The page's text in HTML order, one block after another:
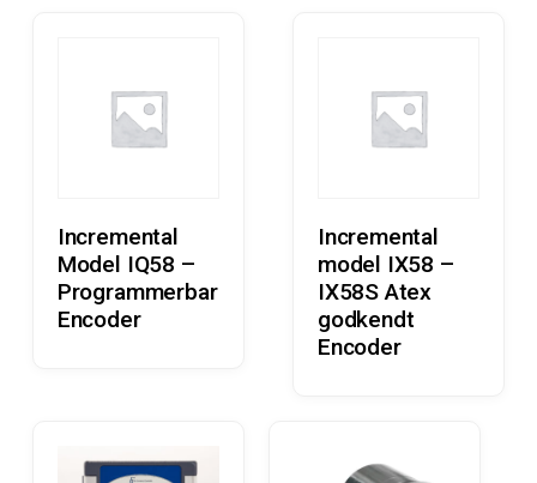
Læs Mere
Incremental
Model IQ58 –
Programmerbar
Encoder
Læs Mere
Incremental
model IX58 –
IX58S Atex
godkendt
Encoder